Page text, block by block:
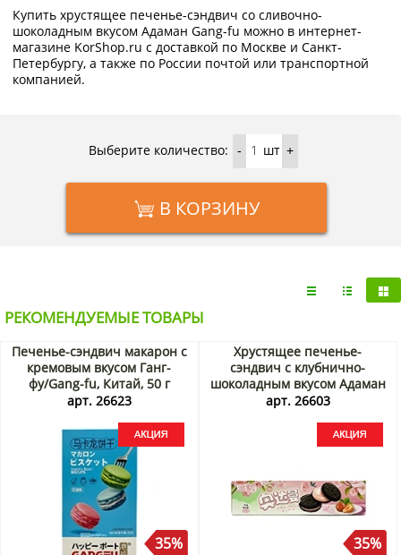
Купить хрустящее печенье-сэндвич со сливочно-
шоколадным вкусом Адаман Gang-fu можно в интернет-
магазине KorShop.ru с доставкой по Москве и Санкт-
Петербургу, а также по России почтой или транспортной
компанией.
Выберите количество: - шт +
В КОРЗИНУ
РЕКОМЕНДУЕМЫЕ ТОВАРЫ
Печенье-сэндвич макарон с
кремовым вкусом Ганг-
фу/Gang-fu, Китай, 50 г
Акция
арт. 26623
35%
Хрустящее печенье-
сэндвич с клубнично-
шоколадным вкусом Адаман
Ганг-фу/Gang-fu, Китай, 95 г
арт. 26603
35%